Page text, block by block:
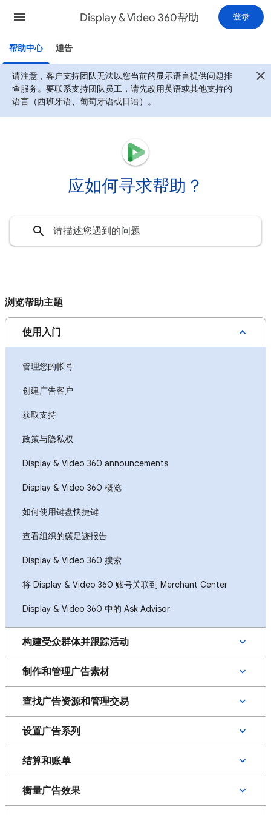
Display & Video 360帮助 登录
帮助中心 通告
请注意，客户支持团队无法以您当前的显示语言提供问题排
查服务。要联系支持团队员工，请先改用英语或其他支持的
语言（西班牙语、葡萄牙语或日语）。
应如何寻求帮助？
浏览帮助主题
使用入门
管理您的帐号
创建广告客户
获取支持
政策与隐私权
Display & Video 360 announcements
Display & Video 360 概览
如何使用键盘快捷键
查看组织的碳足迹报告
Display & Video 360 搜索
将 Display & Video 360 账号关联到 Merchant Center
Display & Video 360 中的 Ask Advisor
构建受众群体并跟踪活动
制作和管理广告素材
查找广告资源和管理交易
设置广告系列
结算和账单
衡量广告效果